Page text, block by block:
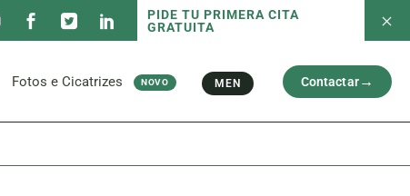
PIDE TU PRIMERA CITA
GRATUITA
Capilar
Serviços
Fotos e Cicatrizes NOVO
Fotos antes e depois
MEN
Rosto
Contactar
Braços e Pernas
ServiçosFotos antes e depois